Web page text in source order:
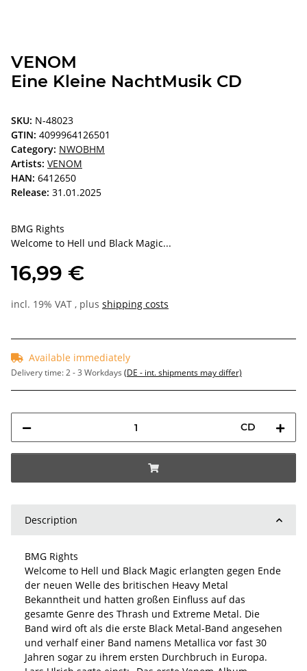
VENOM
Eine Kleine NachtMusik CD
SKU: N-48023
GTIN: 4099964126501
Category: NWOBHM
Artists: VENOM
HAN: 6412650
Release: 31.01.2025
BMG Rights
Welcome to Hell und Black Magic...
16,99 €
incl. 19% VAT , plus shipping costs
Available immediately
Delivery time:2 - 3 Workdays (DE - int. shipments may differ)
CD
Description
BMG Rights
Welcome to Hell und Black Magic erlangten gegen Ende
der neuen Welle des britischen Heavy Metal
Bekanntheit und hatten großen Einfluss auf das
gesamte Genre des Thrash und Extreme Metal. Die
Band wird oft als die erste Black Metal-Band angesehen
und verhalf einer Band namens Metallica vor fast 30
Jahren sogar zu ihrem ersten Durchbruch in Europa.